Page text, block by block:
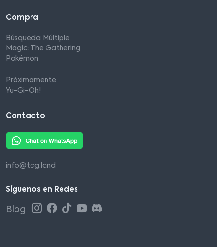
Compra
Búsqueda Múltiple
Magic: The Gathering
Pokémon
Próximamente:
Yu-Gi-Oh!
Contacto
info@tcg.land
Síguenos en Redes
Blog